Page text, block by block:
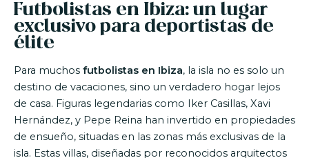
Futbolistas en Ibiza: un lugar
exclusivo para deportistas de
élite
Para muchos futbolistas en Ibiza, la isla no es solo un
destino de vacaciones, sino un verdadero hogar lejos
de casa. Figuras legendarias como Iker Casillas, Xavi
Hernández, y Pepe Reina han invertido en propiedades
de ensueño, situadas en las zonas más exclusivas de la
isla. Estas villas, diseñadas por reconocidos arquitectos